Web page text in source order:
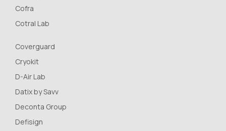
Cofra
Cotral Lab
Coverguard
Cryokit
D-Air Lab
Datix by Savv
Deconta Group
Defisign